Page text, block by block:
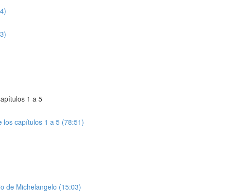
1 a 5
los capítulos 1 a 5 (78:51)
de Michelangelo (15:03)